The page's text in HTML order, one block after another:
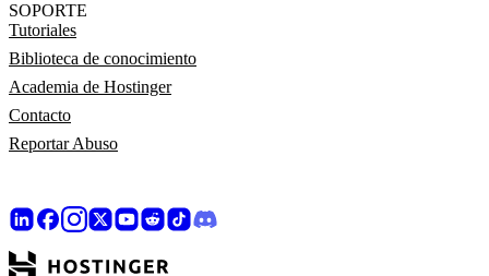
SOPORTE
Tutoriales
Biblioteca de conocimiento
Academia de Hostinger
Contacto
Reportar Abuso